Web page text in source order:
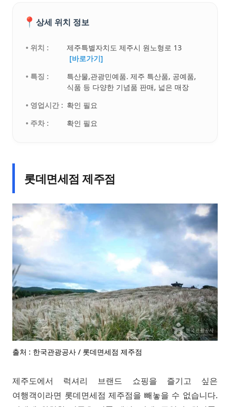
📍 상세 위치 정보
• 위치 :
제주특별자치도 제주시 원노형로 13
[바로가기]
• 특징 :
특산물,관광민예품. 제주 특산품, 공예품,
식품 등 다양한 기념품 판매, 넓은 매장
• 영업시간 : 확인 필요
• 주차 :
확인 필요
롯데면세점 제주점
출처 : 한국관광공사 / 롯데면세점 제주점
제주도에서 럭셔리 브랜드 쇼핑을 즐기고 싶은
여행객이라면 롯데면세점 제주점을 빼놓을 수 없습니다.